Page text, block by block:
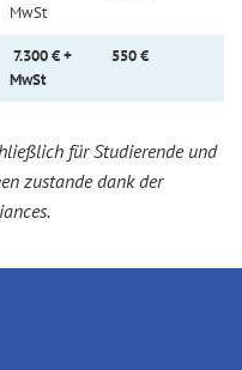
7.300 € +
MwSt
550 €
MwSt
für Studierende und
zustande dank der